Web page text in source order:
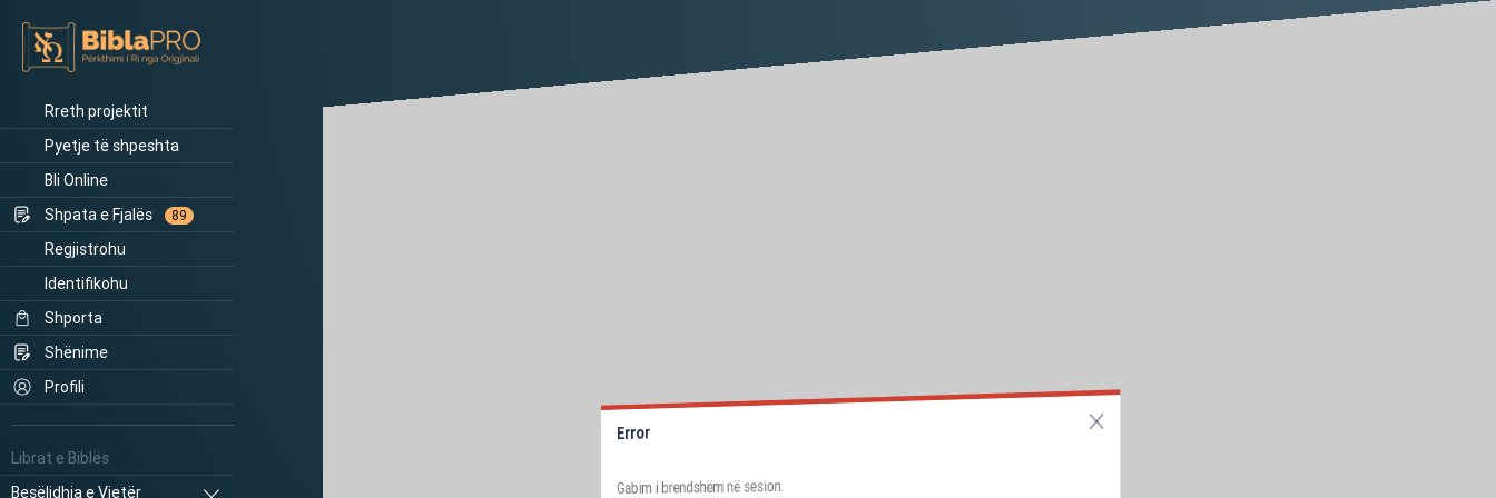
Error
Gabim i brendshëm në sesion.
Rreth projektit
Pyetje të shpeshta
Bli Online
Shpata e Fjalës
89
Regjistrohu
Identifikohu
Shporta
Shënime
Profili
Librat e Biblës
Besëlidhja e Vjetër